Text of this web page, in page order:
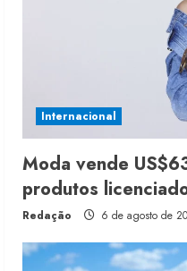
Internacional
Moda vende
produtos
Redação 6 de agosto de